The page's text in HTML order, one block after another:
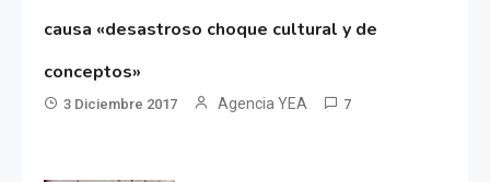
causa «desastroso choque cultural y de
conceptos»
3 Diciembre 2017 Agencia YEA 7